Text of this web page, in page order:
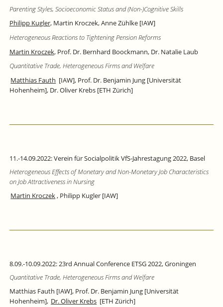
Parenting Styles, Socioeconomic Status and (Non-)Cognitive Skills
Philipp Kugler, Martin Kroczek, Anne Zühlke [IAW]
Heterogeneous Reactions to Tightening Pension Reforms
Martin Kroczek, Prof. Dr. Bernhard Boockmann, Dr. Natalie Laub
Quantitative Trade, Heterogeneous Firms and Welfare
Matthias Fauth [IAW], Prof. Dr. Benjamin Jung [Universität
Hohenheim], Dr. Oliver Krebs [ETH Zürich]
11.-14.09.2022: Verein für Socialpolitik VfS-Jahrestagung 2022, Basel
Heterogeneous Effects of Monetary and Non-Monetary Job Characteristics
on Job Attractiveness in Nursing
Martin Kroczek, Philipp Kugler [IAW]
8.09.-10.09.2022: 23rd Annual Conference ETSG 2022, Groningen
Quantitative Trade, Heterogeneous Firms and Welfare
Matthias Fauth [IAW], Prof. Dr. Benjamin Jung [Universität
Hohenheim], Dr. Oliver Krebs [ETH Zürich]